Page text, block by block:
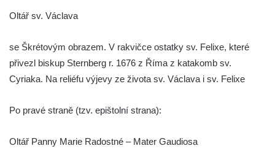
Hřbitovní kaple/márnice na hřbitově v
Teplicích nad Metují
Kostel svatého Vavřince v Teplicích nad
Hrobová kaple Johanna Nitsche na
Kaple Panny Marie Karmelské na Vlčí Hoře
Oltář sv. Václava
se Škrétovým obrazem. V rakvičce ostatky sv. Felixe, které
přivezl biskup Sternberg r. 1676 z Říma z katakomb sv.
Cyriaka. Na reliéfu výjevy ze života sv. Václava i sv. Felixe
Po pravé straně (tzv. epištolní strana):
Oltář Panny Marie Radostné – Mater Gaudiosa